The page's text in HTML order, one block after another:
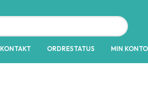
KONTAKT ORDRESTATUS MIN KONTO